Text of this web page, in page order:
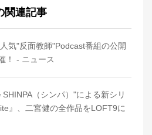
関連記事
気"反面教師"Podcast番組の公開
！ - ニュース
（シンパ）"による新シリ
』、二宮健の全作品をLOFT9に